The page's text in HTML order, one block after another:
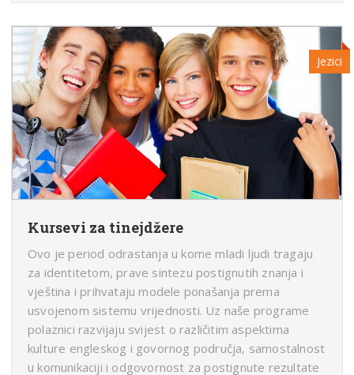
Jezici
Kursevi za tinejdžere
Ovo je period odrastanja u kome mladi ljudi tragaju
za identitetom, prave sintezu postignutih znanja i
vještina i prihvataju modele ponašanja prema
usvojenom sistemu vrijednosti. Uz naše programe
polaznici razvijaju svijest o različitim aspektima
kulture engleskog i govornog područja, samostalnost
u komunikaciji i odgovornost za postignute rezultate